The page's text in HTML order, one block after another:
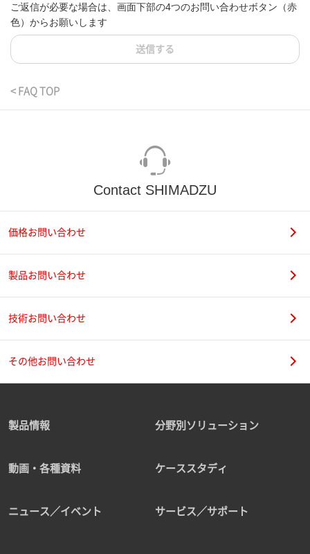
ご返信が必要な場合は、画面下部の4つのお問い合わせボタン（赤
色）からお願いします
送信する
< FAQ TOP
Contact SHIMADZU
価格お問い合わせ
製品お問い合わせ
技術お問い合わせ
その他お問い合わせ
製品情報 分野別ソリューション
動画・各種資料 ケーススタディ
ニュース／イベント サービス／サポート